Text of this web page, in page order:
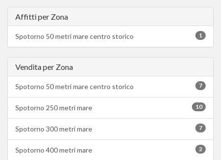
Affitti per Zona
1
Spotorno 50 metri mare centro storico
Vendita per Zona
7
Spotorno 50 metri mare centro storico
10
Spotorno 250 metri mare
7
Spotorno 300 metri mare
2
Spotorno 400 metri mare